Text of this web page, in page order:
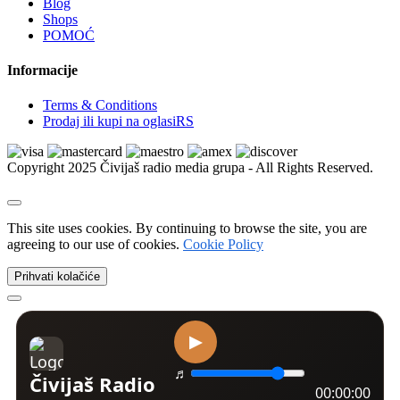
Xbox | Delovi i oprema
Nintendo
Sega | Igrice
Sega | Delovi i oprema
Figurice i knjige
VR naočare
Ostalo
Kućne ptice
Mačke
Ribice
Izgubljeni i nađeni ljubimci
Akvarijumi i oprema
Dekoracija i biljke
Morska akvaristika
Četke, makaze i trimeri
Shops
POMOĆ
Informacije
Terms & Conditions
Prodaj ili kupi na oglasiRS
Copyright 2025 Čivijaš radio media grupa - All Rights Reserved.
This site uses cookies. By continuing to browse the site, you are
agreeing to our use of cookies. Cookie Policy
Prihvati kolačiće